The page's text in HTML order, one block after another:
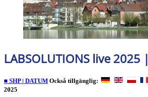
LABSOLUTIONS live
■ SHP | DATUM Också tillgänglig:
2025